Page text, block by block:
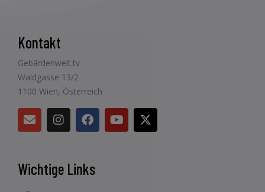
Kontakt
Gebärdenwelt.tv
Waldgasse 13/2
1100 Wien, Österreich
Wichtige Links